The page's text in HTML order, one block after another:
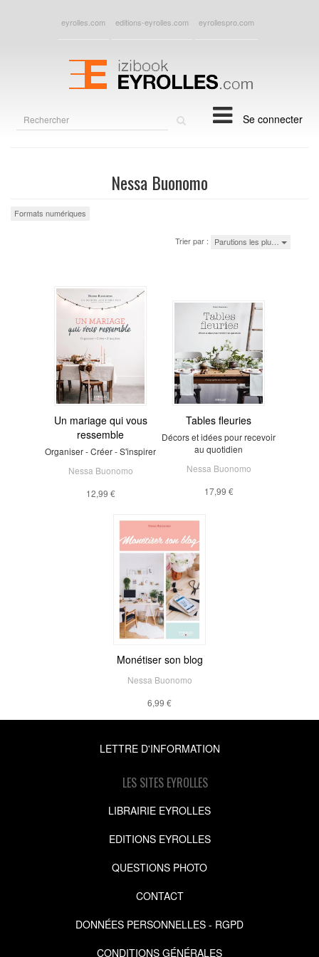
eyrolles.com editions-eyrolles.com eyrollespro.com
Se connecter
Nessa Buonomo
Formats numériques
Trier par : Parutions les plu…
Un mariage qui vous
ressemble
Organiser - Créer - S'inspirer
Nessa Buonomo
12,99 €
Tables fleuries
Décors et idées pour recevoir
au quotidien
Nessa Buonomo
17,99 €
Monétiser son blog
Nessa Buonomo
6,99 €
LETTRE D'INFORMATION
LES SITES EYROLLES
LIBRAIRIE EYROLLES
EDITIONS EYROLLES
QUESTIONS PHOTO
CONTACT
DONNÉES PERSONNELLES - RGPD
CONDITIONS GÉNÉRALES